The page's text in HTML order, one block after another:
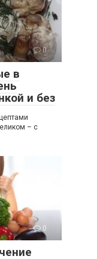
0
в
и без
– с
0